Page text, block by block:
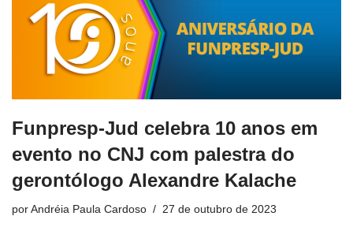
Funpresp-Jud celebra 10 anos em
evento no CNJ com palestra do
gerontólogo Alexandre Kalache
por Andréia Paula Cardoso 27 de outubro de 2023